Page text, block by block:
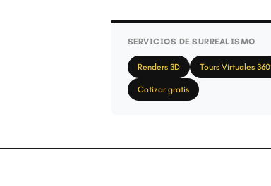
SERVICIOS DE SURREALISMO
Renders 3D Tours Virtuales
Cotizar gratis